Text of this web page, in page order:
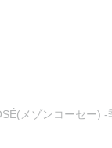
メゾンコーセー)